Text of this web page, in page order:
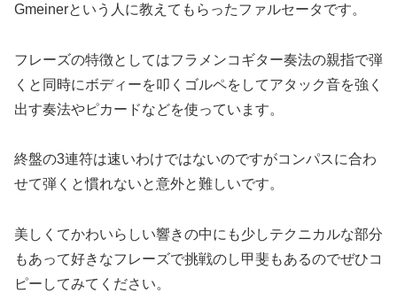
Gmeinerという人に教えてもらったファルセータです。
フレーズの特徴としてはフラメンコギター奏法の親指で弾
くと同時にボディーを叩くゴルペをしてアタック音を強く
出す奏法やピカードなどを使っています。
終盤の3連符は速いわけではないのですがコンパスに合わ
せて弾くと慣れないと意外と難しいです。
美しくてかわいらしい響きの中にも少しテクニカルな部分
もあって好きなフレーズで挑戦のし甲斐もあるのでぜひコ
ピーしてみてください。